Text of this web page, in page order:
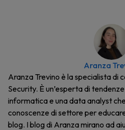
Aranza
Aranza Trevino è la specialista di
Security. È un’esperta di
informatica e una data analyst
conoscenze di settore per
blog. I blog di Aranza mirano ad